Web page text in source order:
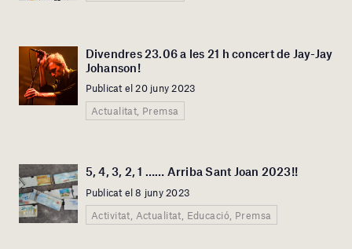
Divendres 23.06 a les 21 h concert de Jay-Jay
Johanson!
Publicat el 20 juny 2023
Actualitat, Premsa
5, 4, 3, 2, 1 …… Arriba Sant Joan 2023!!
Publicat el 8 juny 2023
Activitat, Actualitat, Educació, Premsa